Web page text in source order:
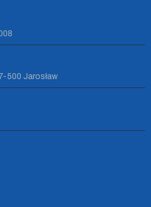
500 Jarosław